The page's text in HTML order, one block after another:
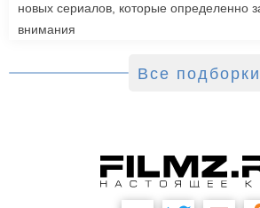
новых сериалов, которые определенно
внимания
Все подборки